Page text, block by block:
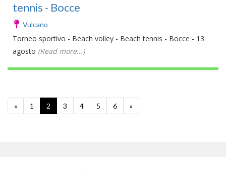
tennis - Bocce
Vulcano
Torneo sportivo - Beach volley - Beach tennis - Bocce - 13
agosto (Read more...)
« 1 2 3 4 5 6 »